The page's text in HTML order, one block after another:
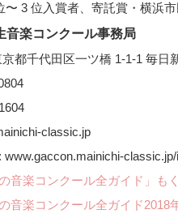
〜 3 位入賞者、寄託賞・横浜
音楽コンクール事務局
京都千代田区一ツ橋 1-1-1 毎日
classic.jp
www.gaccon.mainichi-
音楽コンクール全ガイド」も
音楽コンクール全ガイド2018